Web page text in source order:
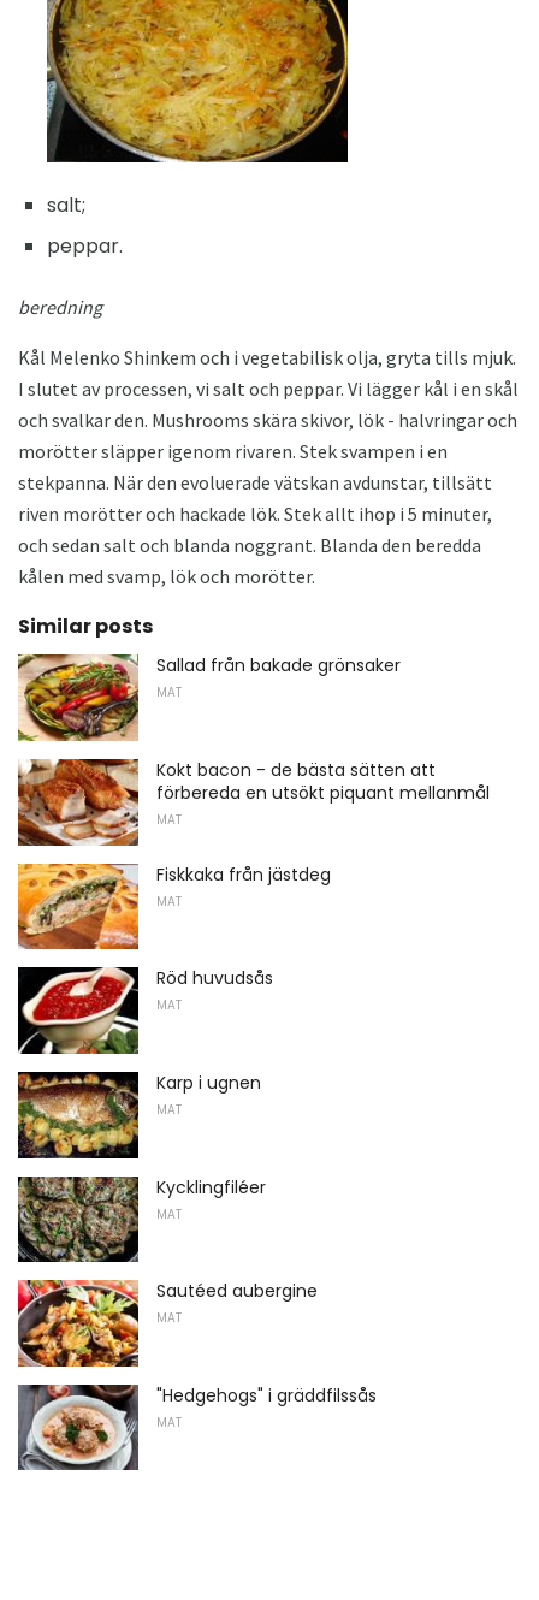
salt;
peppar.
beredning
Kål Melenko Shinkem och i vegetabilisk olja, gryta tills mjuk.
I slutet av processen, vi salt och peppar. Vi lägger kål i en skål
och svalkar den. Mushrooms skära skivor, lök - halvringar och
morötter släpper igenom rivaren. Stek svampen i en
stekpanna. När den evoluerade vätskan avdunstar, tillsätt
riven morötter och hackade lök. Stek allt ihop i 5 minuter,
och sedan salt och blanda noggrant. Blanda den beredda
kålen med svamp, lök och morötter.
Similar posts
Sallad från bakade grönsaker
MAT
Kokt bacon - de bästa sätten att
förbereda en utsökt piquant mellanmål
MAT
Fiskkaka från jästdeg
MAT
Röd huvudsås
MAT
Karp i ugnen
MAT
Kycklingfiléer
MAT
Sautéed aubergine
MAT
"Hedgehogs" i gräddfilssås
MAT